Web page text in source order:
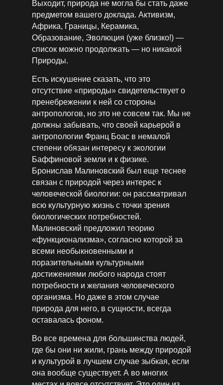
Выходит, природа не могла бы стать даже
предметом вашего доклада. Активизм,
Африка, Границы, Керамика,
Образование, Эволюция (уже близко!) —
список можно продолжать — но никакой
Природы.
Есть искушение сказать, что это
отсутствие «природы» свидетельствует о
пренебрежении к ней со стороны
антропологов, но это не совсем так. Мы не
должны забывать, что своей карьерой в
антропологии Франц Боас в немалой
степени обязан интересу к экологии
Баффиновой земли и к физике.
Бронислав Малиновский был еще теснее
связан с природой через интерес к
человеческой биологии: он рассматривал
всю культурную жизнь с точки зрения
биологических потребностей.
Малиновский предложил теорию
«функционализма», согласно которой за
всеми необыкновенными и
поразительными культурными
достижениями любого народа стоят
потребности и желания человеческого
организма. Но даже в этом случае
природа для него, в сущности, всегда
оставалась фоном.
Во все времена для большинства людей,
где бы они ни жили, грань между природой
и культурой в лучшем случае зыбкая, если
она вообще существует. А во многих